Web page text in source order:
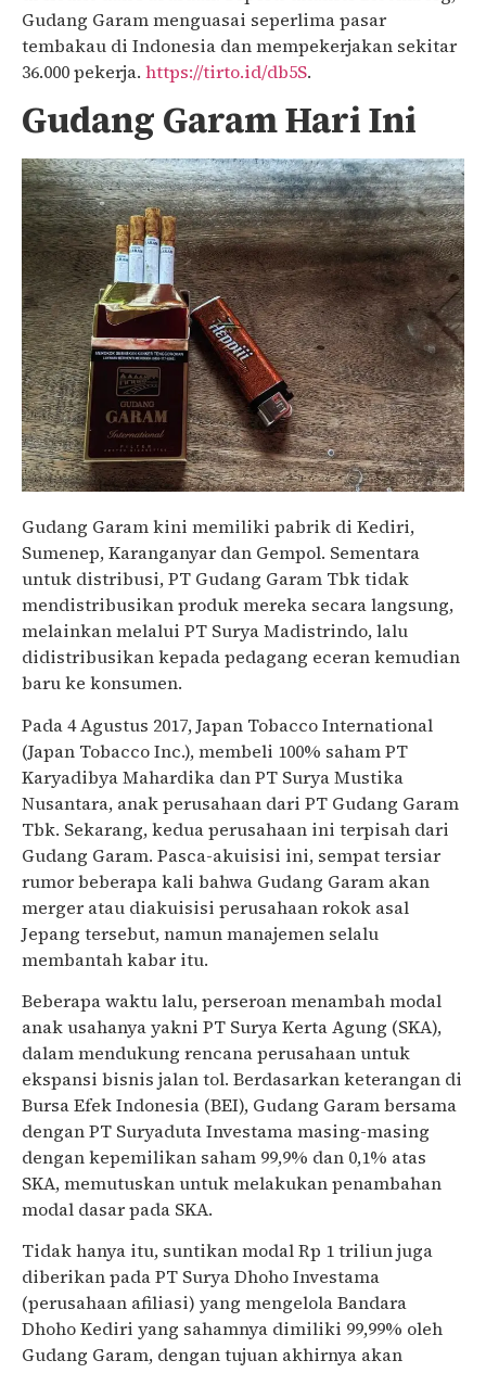
Gudang Garam menguasai seperlima pasar
tembakau di Indonesia dan mempekerjakan sekitar
36.000 pekerja. https://tirto.id/db5S.
Gudang Garam Hari Ini
Gudang Garam kini memiliki pabrik di Kediri,
Sumenep, Karanganyar dan Gempol. Sementara
untuk distribusi, PT Gudang Garam Tbk tidak
mendistribusikan produk mereka secara langsung,
melainkan melalui PT Surya Madistrindo, lalu
didistribusikan kepada pedagang eceran kemudian
baru ke konsumen.
Pada 4 Agustus 2017, Japan Tobacco International
(Japan Tobacco Inc.), membeli 100% saham PT
Karyadibya Mahardika dan PT Surya Mustika
Nusantara, anak perusahaan dari PT Gudang Garam
Tbk. Sekarang, kedua perusahaan ini terpisah dari
Gudang Garam. Pasca-akuisisi ini, sempat tersiar
rumor beberapa kali bahwa Gudang Garam akan
merger atau diakuisisi perusahaan rokok asal
Jepang tersebut, namun manajemen selalu
membantah kabar itu.
Beberapa waktu lalu, perseroan menambah modal
anak usahanya yakni PT Surya Kerta Agung (SKA),
dalam mendukung rencana perusahaan untuk
ekspansi bisnis jalan tol. Berdasarkan keterangan di
Bursa Efek Indonesia (BEI), Gudang Garam bersama
dengan PT Suryaduta Investama masing-masing
dengan kepemilikan saham 99,9% dan 0,1% atas
SKA, memutuskan untuk melakukan penambahan
modal dasar pada SKA.
Tidak hanya itu, suntikan modal Rp 1 triliun juga
diberikan pada PT Surya Dhoho Investama
(perusahaan afiliasi) yang mengelola Bandara
Dhoho Kediri yang sahamnya dimiliki 99,99% oleh
Gudang Garam, dengan tujuan akhirnya akan